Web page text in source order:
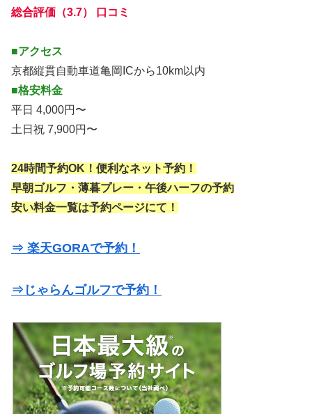
総合評価（3.7） 口コミ
■アクセス
京都縦貫自動車道亀岡ICから10km以内
■格安料金
平日 4,000円〜
土日祝 7,900円〜
24時間予約OK！便利なネット予約！
早朝ゴルフ・薄暮プレー・午後ハーフの予約
安い料金一覧は予約ページにて！
⇒ 楽天GORAで予約！
⇒じゃらんゴルフで予約！